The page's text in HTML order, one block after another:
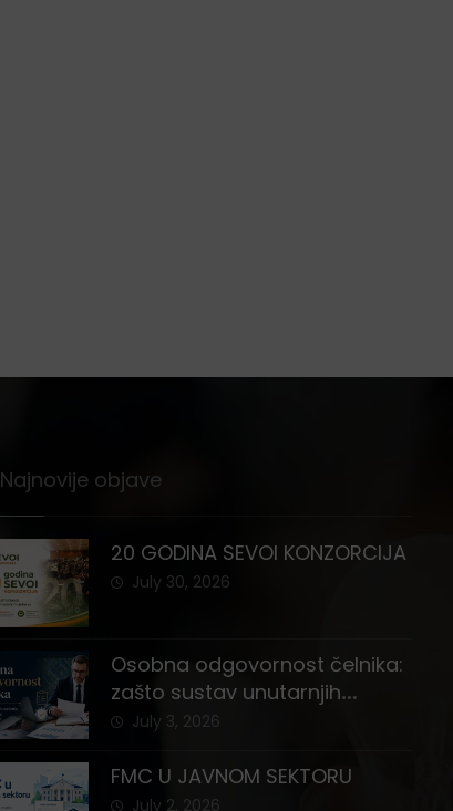
Najnovije objave
20 GODINA SEVOI KONZORCIJA
July 30, 2026
Osobna odgovornost čelnika:
zašto sustav unutarnjih
kontrola i registar imovine
July 3, 2026
FMC U JAVNOM SEKTORU
July 2, 2026